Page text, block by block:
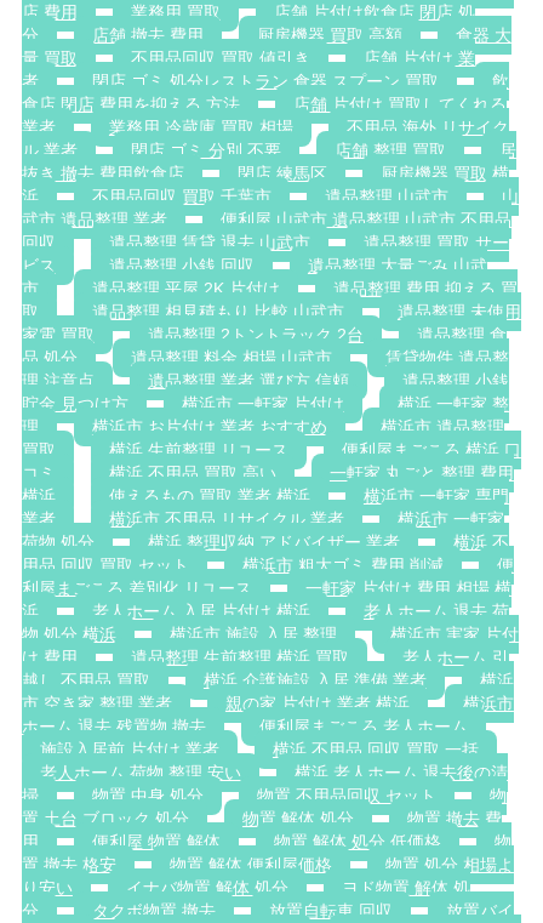
店 費用
業務用 買取
店舗 片付け飲食店 閉店 処
分
店舗 撤去 費用 厨房機器 買取 高額
食器 大
量 買取
不用品回収 買取 値引き
店舗 片付け 業
者
閉店 ゴミ 処分レストラン 食器 スプーン 買取
飲
食店 閉店 費用を抑える 方法
店舗 片付け 買取してくれる
業者
業務用 冷蔵庫 買取 相場
不用品 海外 リサイク
ル 業者
閉店 ゴミ 分別 不要 店舗 整理 買取
居
抜き 撤去 費用飲食店
閉店 練馬区
厨房機器 買取 横
浜
不用品回収 買取 千葉市 遺品整理 山武市
山
武市 遺品整理 業者
便利屋 山武市 遺品整理 山武市 不用品
回収
遺品整理 賃貸 退去 山武市
遺品整理 買取 サー
ビス
遺品整理 小銭 回収
遺品整理 大量ごみ 山武
市
遺品整理 平屋 2K 片付け
遺品整理 費用 抑える 買
取
遺品整理 相見積もり 比較 山武市
遺品整理 未使用
家電 買取
遺品整理 2トントラック 2台
遺品整理 食
品 処分
遺品整理 料金 相場 山武市
賃貸物件 遺品整
理 注意点
遺品整理 業者 選び方 信頼
遺品整理 小銭
貯金 見つけ方
横浜市 一軒家 片付け
横浜 一軒家 整
理
横浜市 お片付け 業者 おすすめ
横浜市 遺品整理
買取
横浜 生前整理 リユース
便利屋まごころ 横浜 口
コミ
横浜 不用品 買取 高い
一軒家 丸ごと 整理 費用
横浜
使えるもの 買取 業者 横浜
横浜市 一軒家 専門
業者
横浜市 不用品 リサイクル 業者
横浜市 一軒家
荷物 処分
横浜 整理収納 アドバイザー 業者
横浜 不
用品 回収 買取 セット
横浜市 粗大ゴミ 費用 削減
便
利屋まごころ 差別化 リユース
一軒家 片付け 費用 相場 横
浜
老人ホーム 入居 片付け 横浜
老人ホーム 退去 荷
物 処分 横浜
横浜市 施設 入居 整理
横浜市 実家 片付
け 費用
遺品整理 生前整理 横浜 買取
老人ホーム 引
越し 不用品 買取
横浜 介護施設 入居 準備 業者
横浜
市 空き家 整理 業者
親の家 片付け 業者 横浜
横浜市
ホーム 退去 残置物 撤去
便利屋まごころ 老人ホーム
施設入居前 片付け 業者
横浜 不用品 回収 買取 一括
老人ホーム 荷物 整理 安い
横浜 老人ホーム 退去後の清
掃
物置 中身 処分 物置 不用品回収 セット
物
置 土台 ブロック 処分
物置 解体 処分
物置 撤去 費
用
便利屋 物置 解体 物置 解体 処分 低価格
物
置 撤去 格安
物置 解体 便利屋価格
物置 処分 相場よ
り安い
イナバ物置 解体 処分
ヨド物置 解体 処
分
タクボ物置 撤去 放置自転車 回収
放置バイ